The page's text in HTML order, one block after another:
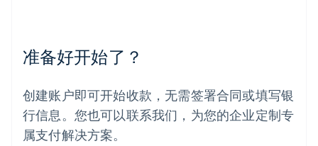
准备好开始了？
创建账户即可开始收款，无需签署合同或填写银
行信息。您也可以联系我们，为您的企业定制专
属支付解决方案。
日本
日本語English
SvenskaEnglish
瑞士
DeutschFrançais ItalianoEnglish
塞浦路斯